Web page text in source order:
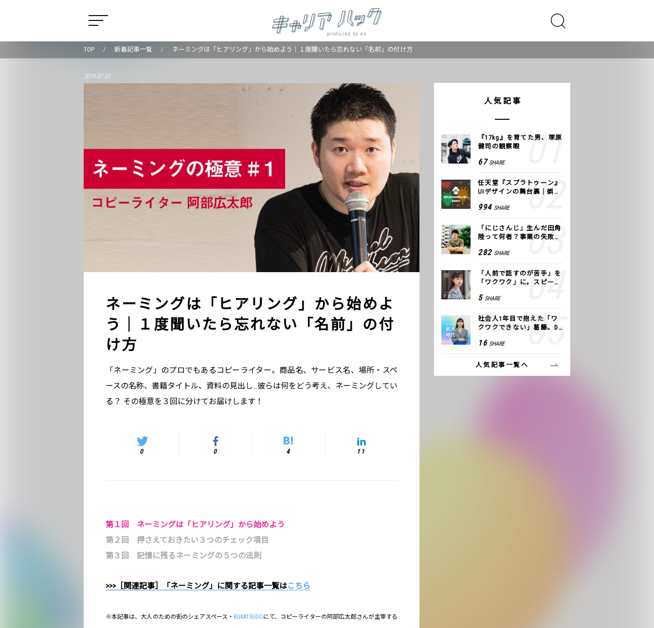
produced by en
TOP 新着記事一覧 ネーミングは「ヒアリング」から始めよう｜１度聞いたら忘れない「名前」の付け方
2019.07.31
ネーミングは「ヒアリング」から始めよ
う｜１度聞いたら忘れない「名前」の付
け方
「ネーミング」のプロでもあるコピーライター。商品名、サービス名、場所・スペ
ースの名称、書籍タイトル、資料の見出し…彼らは何をどう考え、ネーミングしてい
る？ その極意を３回に分けてお届けします！
0 0 4 11
第１回 ネーミングは「ヒアリング」から始めよう
第２回 押さえておきたい３つのチェック項目
第３回 記憶に残るネーミングの５つの法則
>>>［関連記事］「ネーミング」に関する記事一覧はこちら
※本記事は、大人のための街のシェアスペース・ BUKATSUDO にて、コピーライターの阿部広太郎さんが主宰する
人気記事
『17kg』を育てた男、塚原
健司の観察眼
67 SHARE
任天堂『スプラトゥーン』
UIデザインの舞台裏｜娯楽
994 SHARE
「にじさんじ」生んだ田角
陸って何者？事業の失敗
COLOR
282 SHARE
「人前で話すのが苦手」を
「ワクワク」に。スピーチ
方トレーニング」に込めた
5 SHARE
社会人1年目で抱えた「ワ
クワクできない」葛藤。De
つけた、私の生きる道
16 SHARE
人気記事一覧へ